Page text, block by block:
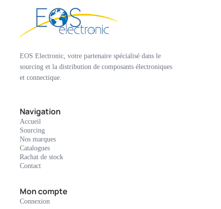
EOS Electronic, votre partenaire spécialisé dans le
sourcing et la distribution de composants électroniques
et connectique.
Navigation
Accueil
Sourcing
Nos marques
Catalogues
Rachat de stock
Contact
Mon compte
Connexion